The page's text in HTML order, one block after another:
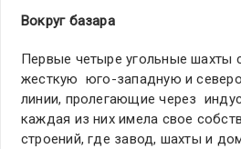
Вокруг базара
Первые четыре угольные шахты
жесткую юго-западную и
линии, пролегающие через
каждая из них имела свое
строений, где завод, шахты и